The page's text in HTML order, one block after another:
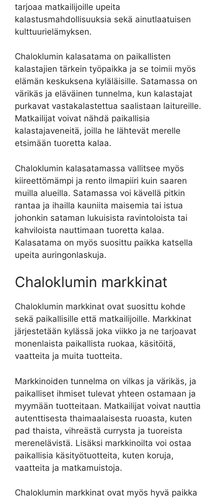
tarjoaa matkailijoille upeita
kalastusmahdollisuuksia sekä ainutlaatuisen
kulttuurielämyksen.
Chaloklumin kalasatama on paikallisten
kalastajien tärkein työpaikka ja se toimii myös
elämän keskuksena kyläläisille. Satamassa on
värikäs ja eläväinen tunnelma, kun kalastajat
purkavat vastakalastettua saalistaan laitureille.
Matkailijat voivat nähdä paikallisia
kalastajaveneitä, joilla he lähtevät merelle
etsimään tuoretta kalaa.
Chaloklumin kalasatamassa vallitsee myös
kiireettömämpi ja rento ilmapiiri kuin saaren
muilla alueilla. Satamassa voi kävellä pitkin
rantaa ja ihailla kauniita maisemia tai istua
johonkin sataman lukuisista ravintoloista tai
kahviloista nauttimaan tuoretta kalaa.
Kalasatama on myös suosittu paikka katsella
upeita auringonlaskuja.
Chaloklumin markkinat
Chaloklumin markkinat ovat suosittu kohde
sekä paikallisille että matkailijoille. Markkinat
järjestetään kylässä joka viikko ja ne tarjoavat
monenlaista paikallista ruokaa, käsitöitä,
vaatteita ja muita tuotteita.
Markkinoiden tunnelma on vilkas ja värikäs, ja
paikalliset ihmiset tulevat yhteen ostamaan ja
myymään tuotteitaan. Matkailijat voivat nauttia
autenttisesta thaimaalaisesta ruoasta, kuten
pad thaista, vihreästä currysta ja tuoreista
merenelävistä. Lisäksi markkinoilta voi ostaa
paikallisia käsityötuotteita, kuten koruja,
vaatteita ja matkamuistoja.
Chaloklumin markkinat ovat myös hyvä paikka